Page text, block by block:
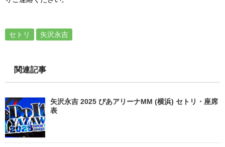
セトリ 矢沢永吉
関連記事
矢沢永吉 2025 ぴあアリーナMM (横浜) セトリ・座席
表